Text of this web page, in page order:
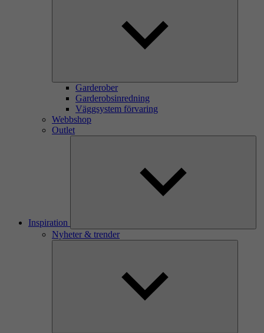
Garderober
Garderobsinredning
Väggsystem förvaring
Webbshop
Outlet
Inspiration
Nyheter & trender